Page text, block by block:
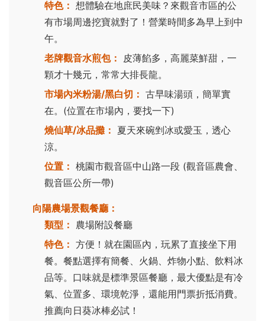
特色： 想體驗在地庶民美味？來觀音市區的公
有市場周邊挖寶就對了！營業時間多為早上到中
午。
老牌觀音水煎包：
皮薄餡多，高麗菜鮮甜，一
顆才十幾元，常常大排長龍。
市場內米粉湯/黑白切： 古早味湯頭，簡單實
在。(位置在市場內，要找一下)
燒仙草/冰品攤： 夏天來碗剉冰或愛玉，透心
涼。
位置： 桃園市觀音區中山路一段 (觀音區農會、
觀音區公所一帶)
向陽農場景觀餐廳：
類型： 農場附設餐廳
特色： 方便！就在園區內，玩累了直接坐下用
餐。餐點選擇有簡餐、火鍋、炸物小點、飲料冰
品等。口味就是標準景區餐廳，最大優點是有冷
氣、位置多、環境乾淨，還能用門票折抵消費。
推薦向日葵冰棒必試！